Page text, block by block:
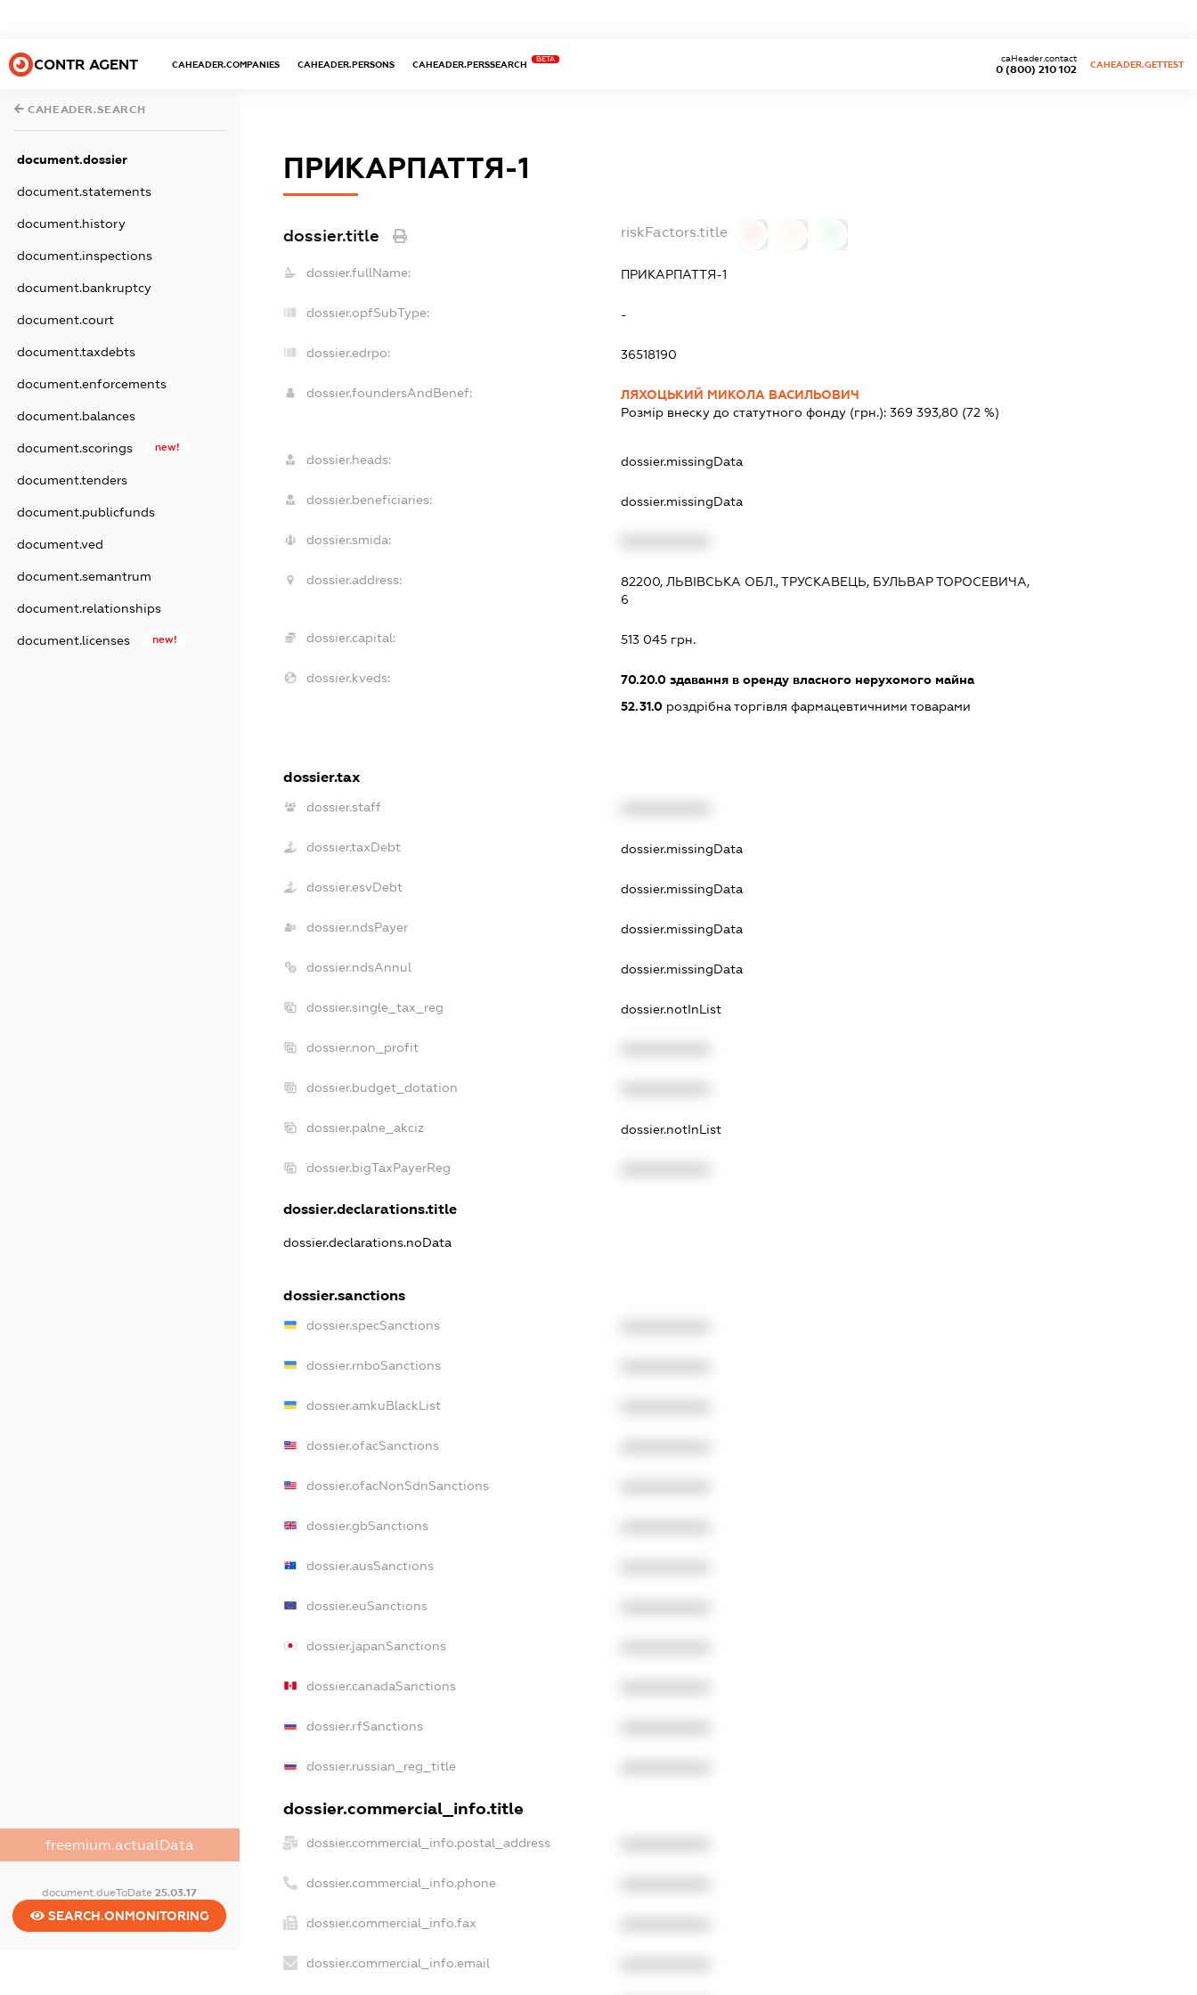
CONTR AGENT CAHEADER.COMPANIES CAHEADER.PERSONS CAHEADER.PERSSEARCH
BETA
0 (800) 210 102
caHeader.contact
CAHEADER.GETTEST
CAHEADER.SEARCH
document.dossier
document.statements
document.history
document.inspections
document.bankruptcy
document.court
document.taxdebts
document.enforcements
document.balances
document.scorings new!
document.tenders
document.publicfunds
document.ved
document.semantrum
document.relationships
document.licenses new!
freemium.actualData
document.dueToDate25.03.17
SEARCH.ONMONITORING
ПРИКАРПАТТЯ-1
dossier.title riskFactors.title
dossier.fullName: ПРИКАРПАТТЯ-1
dossier.opfSubType: -
dossier.edrpo: 36518190
dossier.foundersAndBenef:
ЛЯХОЦЬКИЙ МИКОЛА ВАСИЛЬОВИЧ
Розмір внеску до статутного фонду (грн.):369 393,80 (72 %)
dossier.heads: dossier.missingData
dossier.beneficiaries: dossier.missingData
dossier.smida:
dossier.address:
82200, ЛЬВІВСЬКА ОБЛ., ТРУСКАВЕЦЬ, БУЛЬВАР ТОРОСЕВИЧА,
6
dossier.capital: 513 045 грн.
dossier.kveds: 70.20.0 здавання в оренду власного нерухомого майна
52.31.0 роздрібна торгівля фармацевтичними товарами
dossier.tax
dossier.staff
dossier.taxDebt dossier.missingData
dossier.esvDebt dossier.missingData
dossier.ndsPayer dossier.missingData
dossier.ndsAnnul dossier.missingData
dossier.single_tax_reg dossier.notInList
dossier.non_profit
dossier.budget_dotation
dossier.palne_akciz dossier.notInList
dossier.bigTaxPayerReg
dossier.declarations.title
dossier.declarations.noData
dossier.sanctions
dossier.specSanctions
dossier.rnboSanctions
dossier.amkuBlackList
dossier.ofacSanctions
dossier.ofacNonSdnSanctions
dossier.gbSanctions
dossier.ausSanctions
dossier.euSanctions
dossier.japanSanctions
dossier.canadaSanctions
dossier.rfSanctions
dossier.russian_reg_title
dossier.commercial_info.title
dossier.commercial_info.postal_address
dossier.commercial_info.phone
dossier.commercial_info.fax
dossier.commercial_info.email